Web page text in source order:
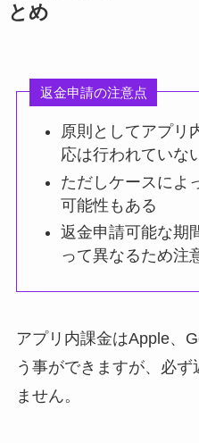
とめ
返金申請の注意点
原則としてアプリ
応は行われていな
ただしケースによ
可能性もある
返金申請可能な期
って異なるため注
アプリ内課金はApple、
う事ができますが、必
ません。